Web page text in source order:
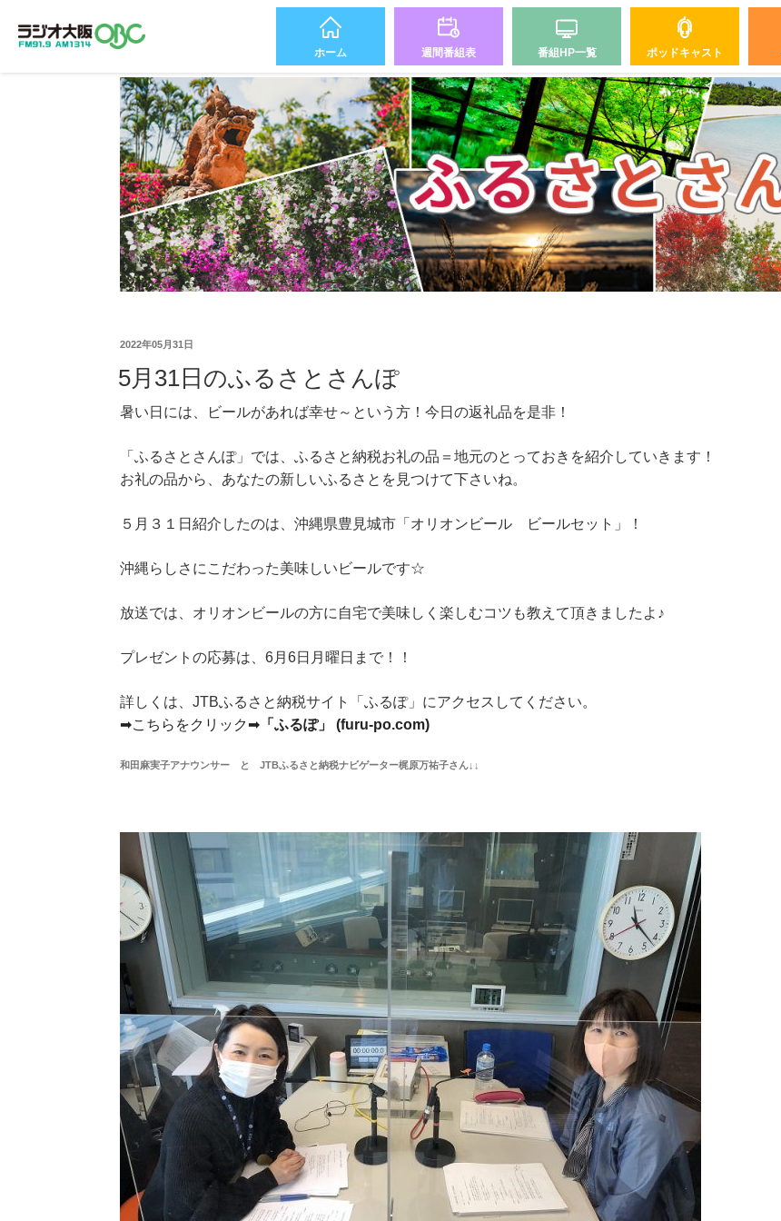
ホーム 週間番組表 番組HP一覧 ポッドキャスト
2022年05月31日
5月31日のふるさとさんぽ
暑い日には、ビールがあれば幸せ～という方！今日の返礼品を是非！
「ふるさとさんぽ」では、ふるさと納税お礼の品＝地元のとっておきを紹介していきます！
お礼の品から、あなたの新しいふるさとを見つけて下さいね。
５月３１日紹介したのは、沖縄県豊見城市「オリオンビール ビールセット」！
沖縄らしさにこだわった美味しいビールです☆
放送では、オリオンビールの方に自宅で美味しく楽しむコツも教えて頂きましたよ♪
プレゼントの応募は、6月6日月曜日まで！！
詳しくは、JTBふるさと納税サイト「ふるぽ」にアクセスしてください。
➡こちらをクリック➡ 「ふるぽ」 (furu-po.com)
和田麻実子アナウンサー と JTBふるさと納税ナビゲーター梶原万祐子さん↓↓